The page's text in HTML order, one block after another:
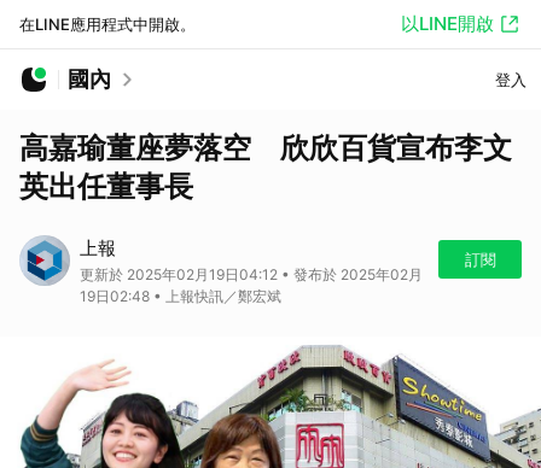
在LINE應用程式中開啟。 以LINE開啟
國內 登入
高嘉瑜董座夢落空 欣欣百貨宣布李文
英出任董事長
上報
更新於 2025年02月19日04:12 • 發布於 2025年02月
19日02:48 • 上報快訊／鄭宏斌
訂閱